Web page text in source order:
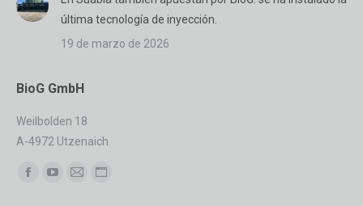
última tecnología de inyección.
19 de marzo de 2026
BioG GmbH
Weilbolden 18
A-4972 Utzenaich
Encuéntranos en:
FacebookYouTube
Mail Sitio